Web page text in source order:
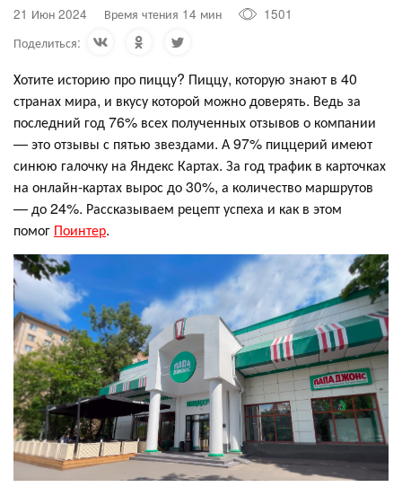
21 Июн 2024 Время чтения 14 мин
1501
Поделиться:
Хотите историю про пиццу? Пиццу, которую знают в 40
странах мира, и вкусу которой можно доверять. Ведь за
последний год 76% всех полученных отзывов о компании
— это отзывы с пятью звездами. А 97% пиццерий имеют
синюю галочку на Яндекс Картах. За год трафик в карточках
на онлайн-картах вырос до 30%, а количество маршрутов
— до 24%. Рассказываем рецепт успеха и как в этом
помог Поинтер.